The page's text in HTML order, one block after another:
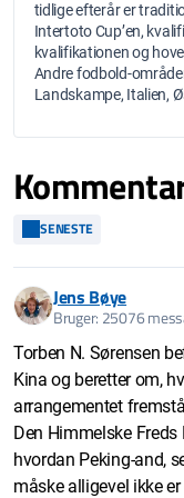
tidlige efterår er
Intertoto Cup’en,
kvalifikationen og
Andre fodbold-
Landskampe, Italien,
SENESTE
Jens Bøye
Bruger: 25076
Torben N. Sørensen
Kina og beretter om,
arrangementet
Den Himmelske
hvordan Peking-and,
måske alligevel ikke